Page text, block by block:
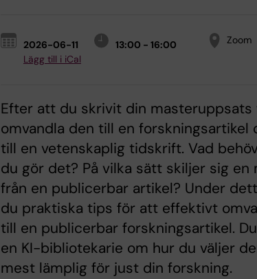
2026-06-11
13:00 - 16:00
Lägg till i iCal
Zoom
Efter att du skrivit din masteruppsats
omvandla den till en forskningsartikel
till en vetenskaplig tidskrift. Vad
du gör det? På vilka sätt skiljer sig en
från en publicerbar artikel? Under
du praktiska tips för att effektivt
till en publicerbar forskningsartikel.
en KI-bibliotekarie om hur du väljer
mest lämplig för just din forskning.